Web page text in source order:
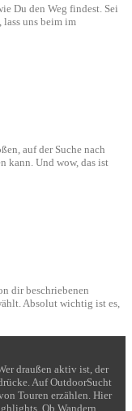
Du den Weg findest. Sei
uns beim im
auf der Suche nach
kann. Und wow, das ist
dir beschriebenen
Absolut wichtig ist es,
draußen aktiv ist, der
Auf OutdoorSucht
Touren erzählen. Hier
Ob Wandern,